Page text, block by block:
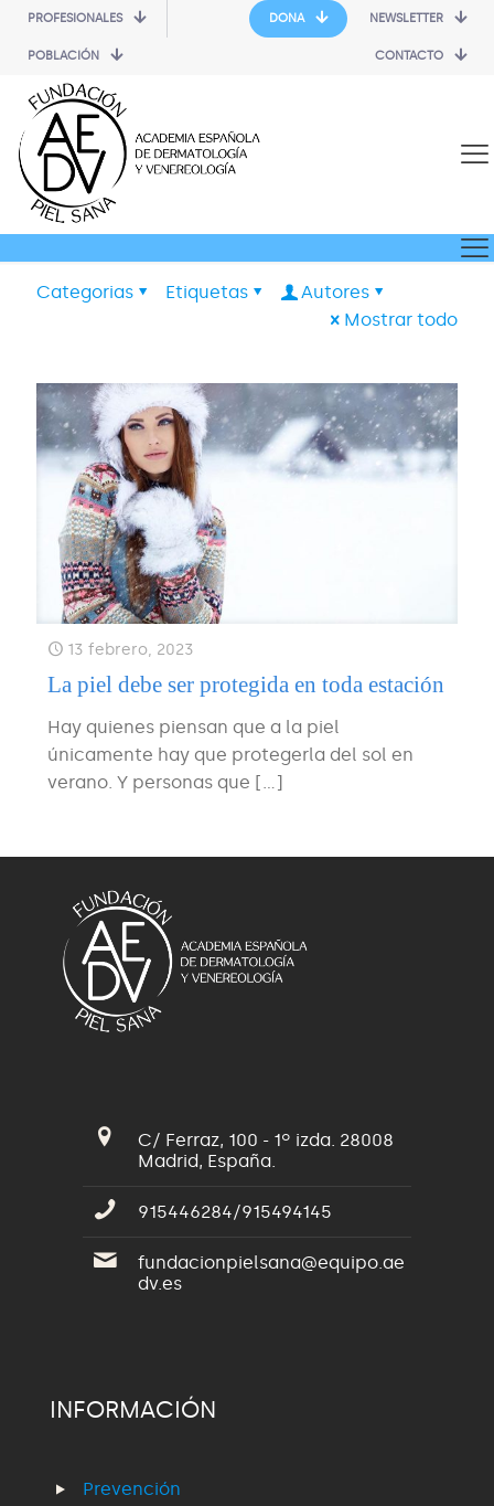
PROFESIONALES
POBLACIÓN
DONA NEWSLETTER
CONTACTO
Categorias Etiquetas
Autores
Mostrar todo
13 febrero, 2023
La piel debe ser protegida en toda estación
Hay quienes piensan que a la piel
únicamente hay que protegerla del sol en
verano. Y personas que […]
C/ Ferraz, 100 - 1º izda. 28008
Madrid, España.
915446284/915494145
fundacionpielsana@equipo.ae
dv.es
INFORMACIÓN
Prevención